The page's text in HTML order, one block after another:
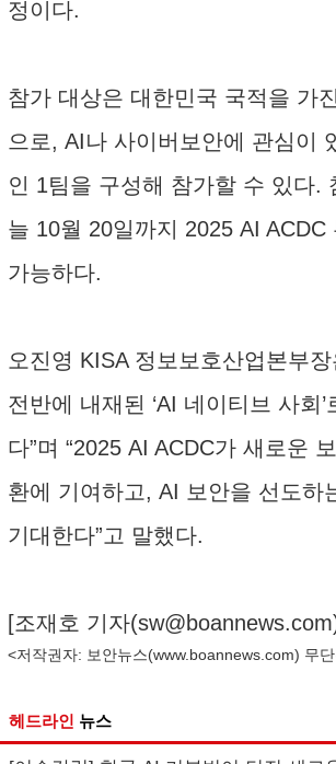
정이다.
참가 대상은 대한민국 국적을 가
으로, AI나 사이버보안에 관심이
인 1팀을 구성해 참가할 수 있다.
늘 10월 20일까지 2025 AI ACDC
가능하다.
오진영 KISA 정보보호산업본부장
전반에 내재된 ‘AI 네이티브 사회
다”며 “2025 AI ACDC가 새로운
환에 기여하고, AI 보안을 선도하
기대한다”고 말했다.
[조재호 기자(sw@boannews.com
<저작권자: 보안뉴스(www.boannews.com) 무
헤드라인 뉴스